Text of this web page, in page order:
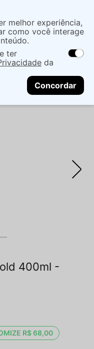
variam de
sei meu CEP
CONTINUAR
Modeladores
400ML - REDKEN
400ml -
R$68,00
melhor experiência,
como você interage
ter
da
Concordar